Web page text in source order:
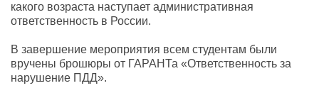
какого возраста наступает административная
ответственность в России.
В завершение мероприятия всем студентам были
вручены брошюры от ГАРАНТа «Ответственность за
нарушение ПДД».